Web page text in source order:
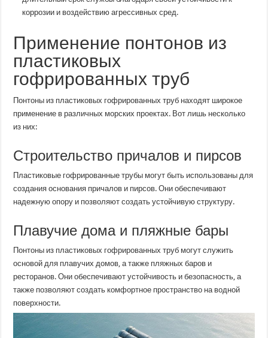
коррозии и воздействию агрессивных сред.
Применение понтонов из
пластиковых
гофрированных труб
Понтоны из пластиковых гофрированных труб находят широкое
применение в различных морских проектах. Вот лишь несколько
из них:
Строительство причалов и пирсов
Пластиковые гофрированные трубы могут быть использованы для
создания основания причалов и пирсов. Они обеспечивают
надежную опору и позволяют создать устойчивую структуру.
Плавучие дома и пляжные бары
Понтоны из пластиковых гофрированных труб могут служить
основой для плавучих домов, а также пляжных баров и
ресторанов. Они обеспечивают устойчивость и безопасность, а
также позволяют создать комфортное пространство на водной
поверхности.